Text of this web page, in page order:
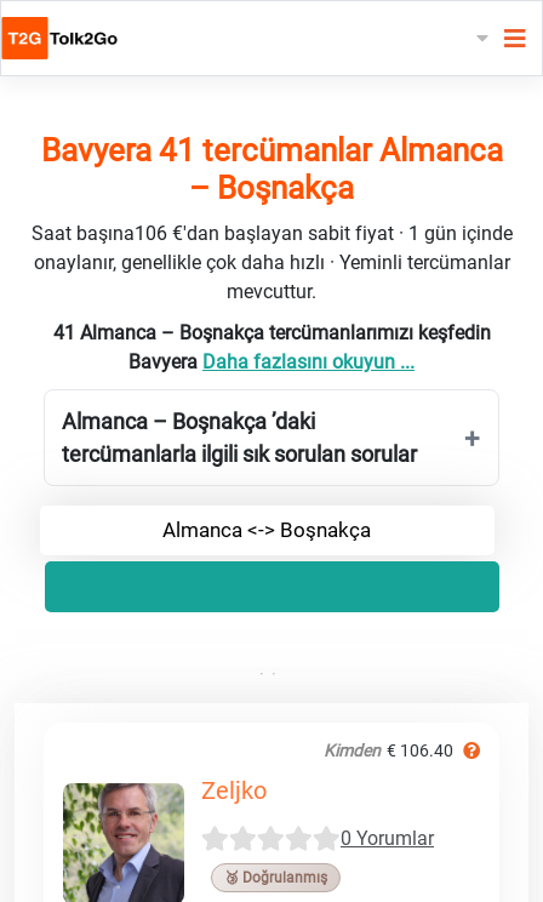
Bavyera 41 tercümanlar Almanca
– Boşnakça
Saat başına106 €'dan başlayan sabit fiyat · 1 gün içinde
onaylanır, genellikle çok daha hızlı · Yeminli tercümanlar
mevcuttur.
41 Almanca – Boşnakça tercümanlarımızı keşfedin
Bavyera Daha fazlasını okuyun ...
Almanca – Boşnakça ’daki
tercümanlarla ilgili sık sorulan sorular
Almanca <-> Boşnakça
Kimden € 106.40
Zeljko
0 Yorumlar
🥉 Doğrulanmış